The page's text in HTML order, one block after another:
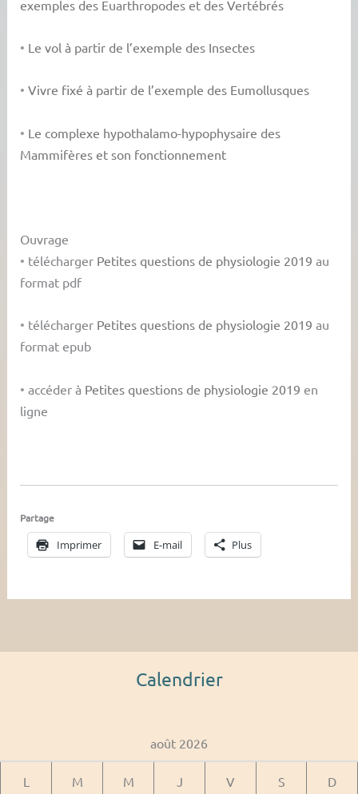
exemples des Euarthropodes et des Vertébrés
• Le vol à partir de l’exemple des Insectes
• Vivre fixé à partir de l’exemple des Eumollusques
• Le complexe hypothalamo-hypophysaire des
Mammifères et son fonctionnement
Ouvrage
• télécharger Petites questions de physiologie 2019 au
format pdf
• télécharger Petites questions de physiologie 2019 au
format epub
• accéder à Petites questions de physiologie 2019 en
ligne
Partage
Imprimer E-mail Plus
Calendrier
août 2026
L M M J V S D